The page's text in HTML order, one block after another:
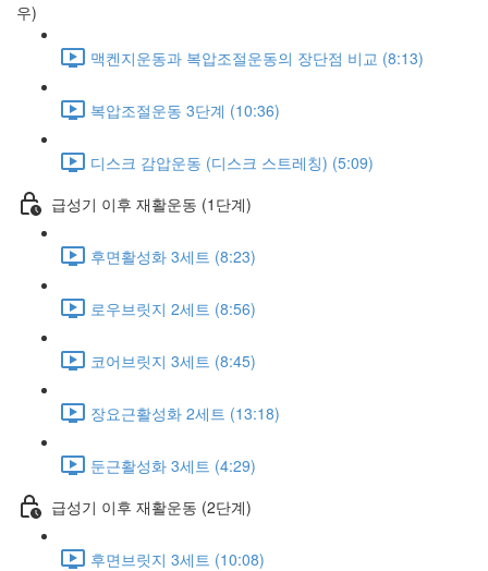
우)
맥켄지운동과 복압조절운동의 장단점 비교 (8:13)
복압조절운동 3단계 (10:36)
디스크 감압운동 (디스크 스트레칭) (5:09)
급성기 이후 재활운동 (1단계)
후면활성화 3세트 (8:23)
로우브릿지 2세트 (8:56)
코어브릿지 3세트 (8:45)
장요근활성화 2세트 (13:18)
둔근활성화 3세트 (4:29)
급성기 이후 재활운동 (2단계)
후면브릿지 3세트 (10:08)